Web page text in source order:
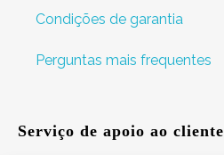
Condições de garantia
Perguntas mais frequentes
Serviço de apoio ao cliente